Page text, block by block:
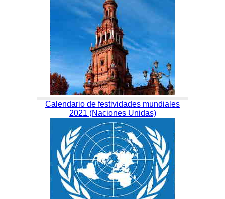
Calendario de festividades mundiales
2021 (Naciones Unidas)